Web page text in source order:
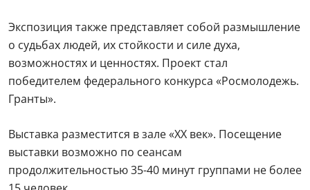
Экспозиция также представляет собой размышление
о судьбах людей, их стойкости и силе духа,
возможностях и ценностях. Проект стал
победителем федерального конкурса «Росмолодежь.
Гранты».
Выставка разместится в зале «ХХ век». Посещение
выставки возможно по сеансам
продолжительностью 35-40 минут группами не более